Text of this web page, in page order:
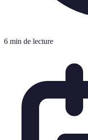
6 min de lecture